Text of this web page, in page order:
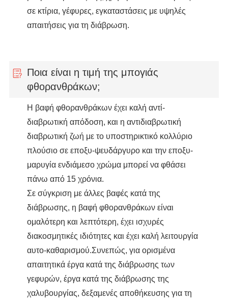
σε κτίρια, γέφυρες, εγκαταστάσεις με υψηλές
απαιτήσεις για τη διάβρωση.
Ποια είναι η τιμή της μπογιάς
φθορανθράκων;
Η βαφή φθορανθράκων έχει καλή αντί-
διαβρωτική απόδοση, και η αντιδιαβρωτική
διαβρωτική ζωή με το υποστηρικτικό κολλύριο
πλούσιο σε εποξυ-ψευδάργυρο και την εποξυ-
μαρυγία ενδιάμεσο χρώμα μπορεί να φθάσει
πάνω από 15 χρόνια.
Σε σύγκριση με άλλες βαφές κατά της
διάβρωσης, η βαφή φθορανθράκων είναι
ομαλότερη και λεπτότερη, έχει ισχυρές
διακοσμητικές ιδιότητες και έχει καλή λειτουργία
αυτο-καθαρισμού.Συνεπώς, για ορισμένα
απαιτητικά έργα κατά της διάβρωσης των
γεφυρών, έργα κατά της διάβρωσης της
χαλυβουργίας, δεξαμενές αποθήκευσης για τη